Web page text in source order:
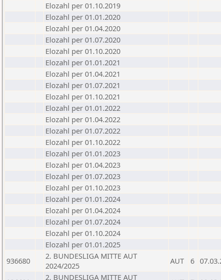
Elozahl per 01.10.2019
Elozahl per 01.01.2020
Elozahl per 01.04.2020
Elozahl per 01.07.2020
Elozahl per 01.10.2020
Elozahl per 01.01.2021
Elozahl per 01.04.2021
Elozahl per 01.07.2021
Elozahl per 01.10.2021
Elozahl per 01.01.2022
Elozahl per 01.04.2022
Elozahl per 01.07.2022
Elozahl per 01.10.2022
Elozahl per 01.01.2023
Elozahl per 01.04.2023
Elozahl per 01.07.2023
Elozahl per 01.10.2023
Elozahl per 01.01.2024
Elozahl per 01.04.2024
Elozahl per 01.07.2024
Elozahl per 01.10.2024
Elozahl per 01.01.2025
936680
2. BUNDESLIGA MITTE AUT
2024/2025
AUT 6
2. BUNDESLIGA MITTE AUT